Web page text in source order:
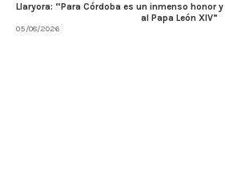
Llaryora: “Para Córdoba es un inmenso honor
al Papa León XIV”
05/08/2026